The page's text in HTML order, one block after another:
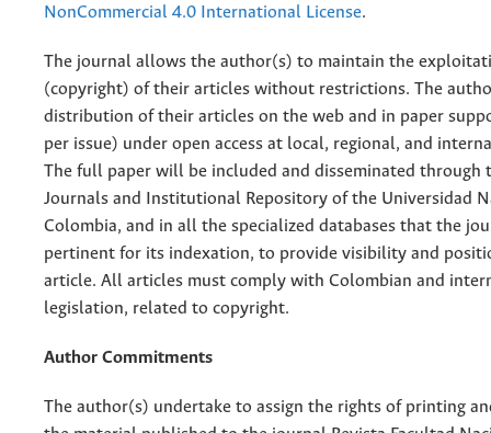
NonCommercial 4.0 International License.
The journal allows the author(s) to maintain the
(copyright) of their articles without restrictions. The
distribution of their articles on the web and in paper
per issue) under open access at local, regional, and
The full paper will be included and disseminated through
Journals and Institutional Repository of the Universidad
Colombia, and in all the specialized databases that the
pertinent for its indexation, to provide visibility and
article. All articles must comply with Colombian and
legislation, related to copyright.
Author Commitments
The author(s) undertake to assign the rights of printing